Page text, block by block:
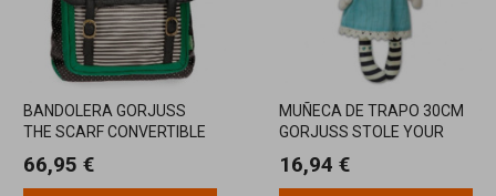
BANDOLERA GORJUSS
THE SCARF CONVERTIBLE
66,95 €
MUÑECA DE TRAPO 30CM
GORJUSS STOLE YOUR
16,94 €